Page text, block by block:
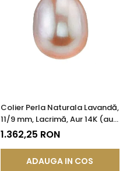
Colier Perla Naturala Lavandă,
11/9 mm, Lacrimă, Aur 14K (aur
585) | KASKADDA®
1.362,25 RON
ADAUGA IN COS